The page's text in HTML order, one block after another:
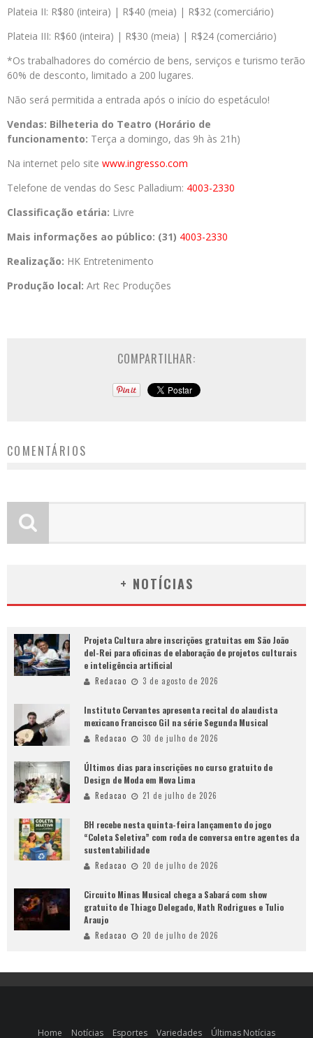
Plateia II: R$80 (inteira) | R$40 (meia) | R$32 (comerciário)
Plateia III: R$60 (inteira) | R$30 (meia) | R$24 (comerciário)
*Os trabalhadores do comércio de bens, serviços e turismo terão
60% de desconto, limitado a 200 lugares.
Não será permitida a entrada após o início do espetáculo!
Vendas: Bilheteria do Teatro (Horário de
funcionamento: Terça a domingo, das 9h às 21h)
Na internet pelo site www.ingresso.com
Telefone de vendas do Sesc Palladium: 4003-2330
Classificação etária: Livre
Mais informações ao público: (31) 4003-2330
Realização: HK Entretenimento
Produção local: Art Rec Produções
COMPARTILHAR:
COMENTÁRIOS
+ NOTÍCIAS
Projeta Cultura abre inscrições gratuitas em São João
del-Rei para oficinas de elaboração de projetos culturais
e inteligência artificial
Redacao 3 de agosto de 2026
Instituto Cervantes apresenta recital do alaudista
mexicano Francisco Gil na série Segunda Musical
Redacao 30 de julho de 2026
Últimos dias para inscrições no curso gratuito de
Design de Moda em Nova Lima
Redacao 21 de julho de 2026
BH recebe nesta quinta-feira lançamento do jogo
“Coleta Seletiva” com roda de conversa entre agentes da
sustentabilidade
Redacao 20 de julho de 2026
Circuito Minas Musical chega a Sabará com show
gratuito de Thiago Delegado, Nath Rodrigues e Tulio
Araujo
Redacao 20 de julho de 2026
Home Notícias Esportes Variedades Últimas Notícias